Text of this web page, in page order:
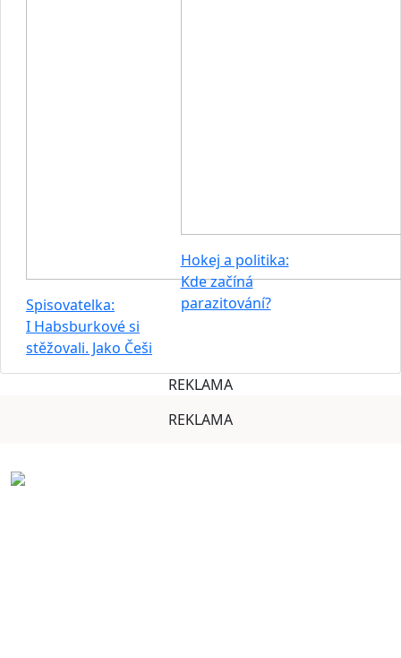
Spisovatelka:
I Habsburkové si
stěžovali. Jako Češi
Hokej a politika:
Kde začíná
parazitování?
REKLAMA
REKLAMA